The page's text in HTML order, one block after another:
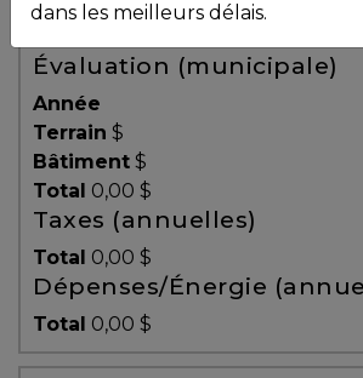
Partenaires
Témoignages
Blogue
ACHAT
Alerte
immobilière
Évaluation (municipale)
Année
Terrain $
Bâtiment $
Total 0,00 $
Taxes (annuelles)
Total 0,00 $
Dépenses/Énergie
Total 0,00 $
dans les meilleurs délais.